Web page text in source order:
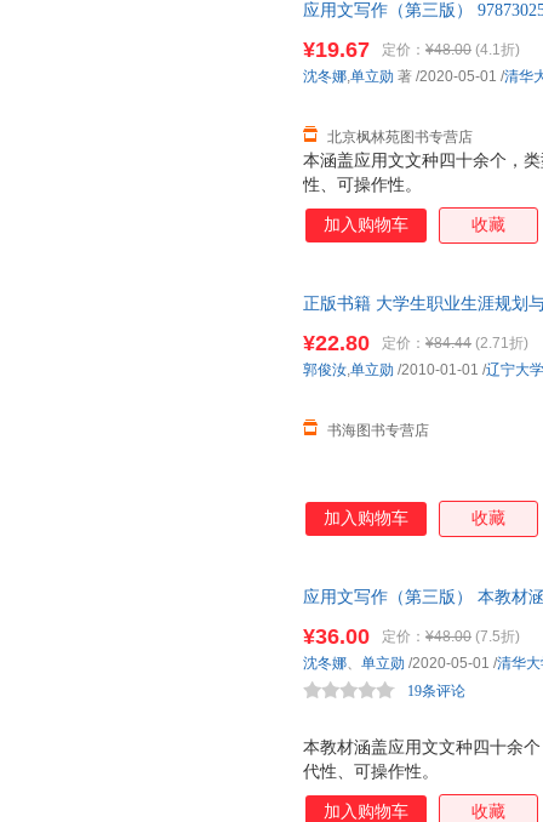
用的大多数应用写作教材相兼
教材适合作为普通高等院校各
也可作为相关职业培训用书和
应用文写作（第三版）
写全多少册的均为单本价格）
本涵盖应用文文种四十余个，
性、可操作性。
¥19.67 定价： ¥48.00 (4.1折)
北京枫林苑图书专营店
沈冬娜,单立勋 著 /2020-05-01 /清华
加入购物车 收藏
正版书籍 大学生职业生涯规划
¥22.80 定价： ¥84.44 (2.71折)
书海图书专营店
郭俊汝,单立勋 /2010-01-01 /辽宁大
加入购物车 收藏
应用文写作（第三版） 本教材
本教材涵盖应用文文种四十余
代性、可操作性。
¥36.00 定价： ¥48.00 (7.5折)
19条评论
沈冬娜、 单立勋 /2020-05-01 /清华
加入购物车 收藏